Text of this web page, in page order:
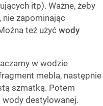
itp). Ważne, żeby
zapominając
też użyć wody
w wodzie
mebla, następnie
szmatką. Potem
destylowanej.